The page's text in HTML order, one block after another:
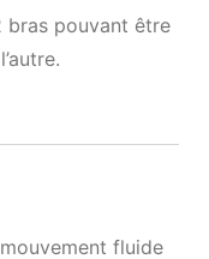
bras pouvant être
fluide